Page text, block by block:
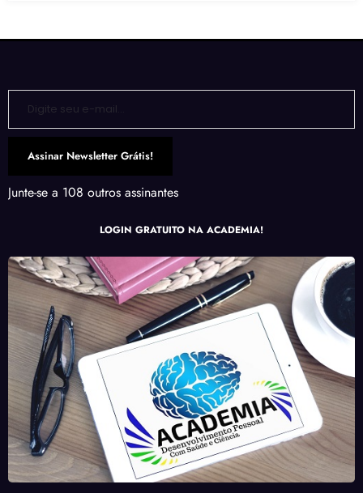
Digite seu e-mail…
Assinar Newsletter Grátis!
Junte-se a 108 outros assinantes
LOGIN GRATUITO NA ACADEMIA!